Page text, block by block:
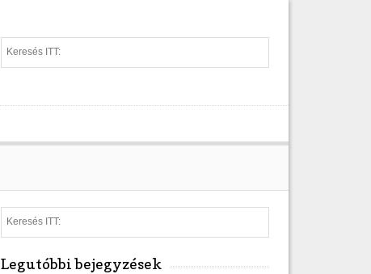
e
c
e
Legutóbbi bejegyzések